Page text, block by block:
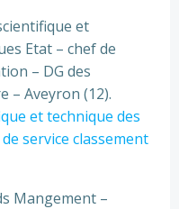
et
Etat – chef de
– DG des
– Aveyron (12).
et technique des
service classement
Mangement –